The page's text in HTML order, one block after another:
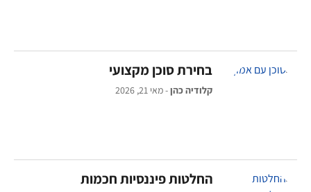
בחירת סוכן מקצועי
קלודיה כהן מאי 21, 2026
החלטות פיננסיות חכמות